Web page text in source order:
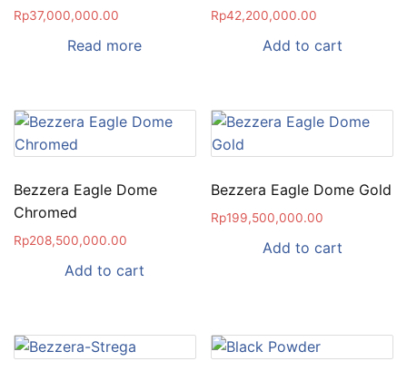
Rp37,000,000.00
Read more
Rp42,200,000.00
Add to cart
Bezzera Eagle Dome
Chromed
Rp208,500,000.00
Add to cart
Bezzera Eagle Dome Gold
Rp199,500,000.00
Add to cart